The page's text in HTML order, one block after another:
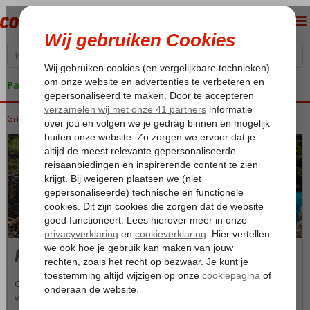
Pakketgarantie
Home
Griekenland Corfu Corfu Kato Korakiana
Kato Korakiana
Geen zin in massatoerisme en overvolle badplaatsen? Dan is een
verblijf in Kato Korakiana echt iets voor u. Dit plaatsje ligt